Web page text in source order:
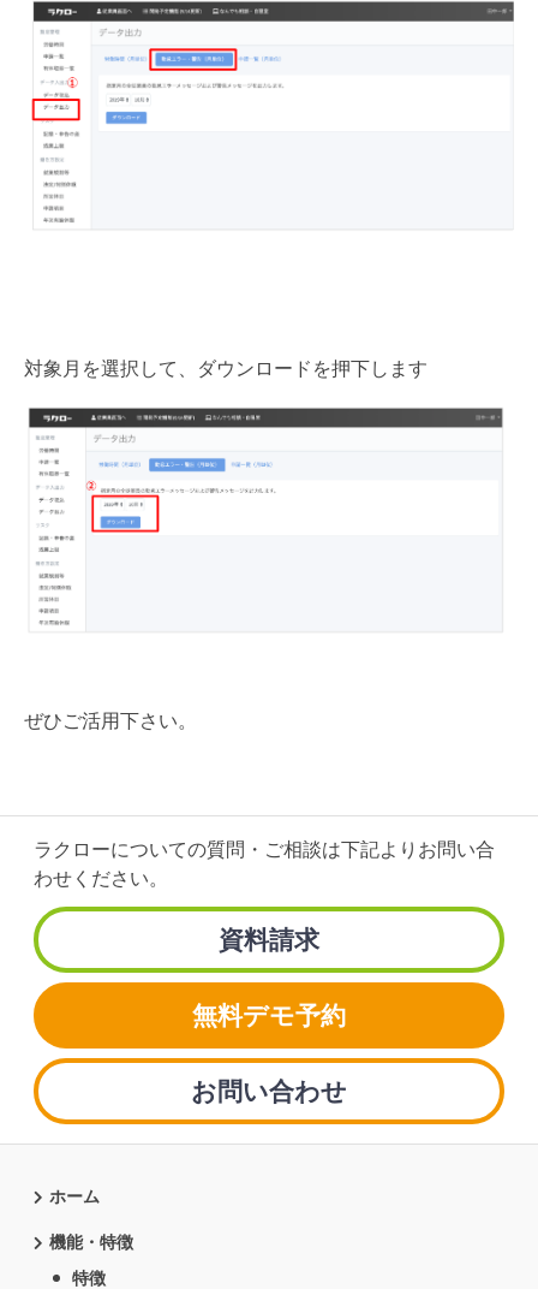
対象月を選択して、ダウンロードを押下します
ぜひご活用下さい。
ラクローについての質問・ご相談は下記よりお問い合
わせください。
資料請求
無料デモ予約
お問い合わせ
ホーム
機能・特徴
特徴